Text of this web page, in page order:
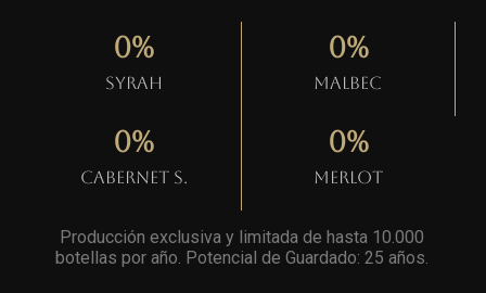
Syrah
0%
Malbec
0%
Cabernet S.
0%
Merlot
0%
Producción exclusiva y limitada de hasta 10.000
botellas por año. Potencial de Guardado: 25 años